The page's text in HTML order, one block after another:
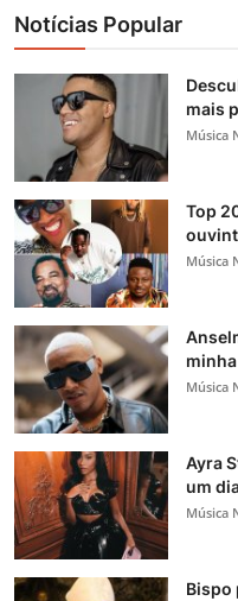
Notícias Popular
mais
Música
Top
Música
Música
Ayra
um
Música
Bispo